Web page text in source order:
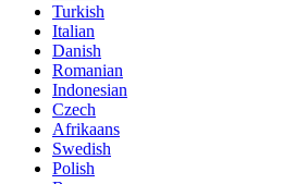
Turkish
Italian
Danish
Romanian
Indonesian
Czech
Afrikaans
Swedish
Polish